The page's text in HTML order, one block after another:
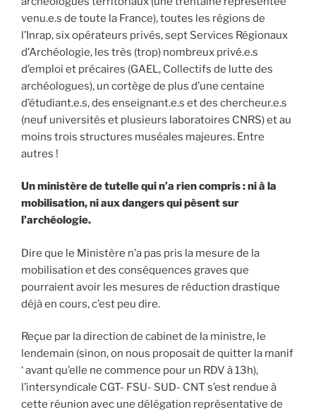
venu.e.s de toute la France), toutes les régions de
l’Inrap, six opérateurs privés, sept Services Régionaux
d’Archéologie, les très (trop) nombreux privé.e.s
d’emploi et précaires (GAEL, Collectifs de lutte des
archéologues), un cortège de plus d’une centaine
d’étudiant.e.s, des enseignant.e.s et des chercheur.e.s
(neuf universités et plusieurs laboratoires CNRS) et au
moins trois structures muséales majeures. Entre
autres !
Un ministère de tutelle qui n’a rien compris : ni à la
mobilisation, ni aux dangers qui pèsent sur
l’archéologie.
Dire que le Ministère n’a pas pris la mesure de la
mobilisation et des conséquences graves que
pourraient avoir les mesures de réduction drastique
déjà en cours, c’est peu dire.
Reçue par la direction de cabinet de la ministre, le
lendemain (sinon, on nous proposait de quitter la manif
‘ avant qu’elle ne commence pour un RDV à 13h),
l’intersyndicale CGT- FSU- SUD- CNT s’est rendue à
cette réunion avec une délégation représentative de